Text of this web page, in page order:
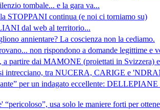
tombale... e la gara va...
STOPPANI continua (e noi ci torniamo su)
dal web al territorio...
annientare? La coscienza non la cediamo.
non rispondono a domande legittime e
a partire dai MAMONE (proiettati in Svizzera)
intrecciano, tra NUCERA, CARIGE e
per un indagato eccellente:
usa solo le maniere forti per